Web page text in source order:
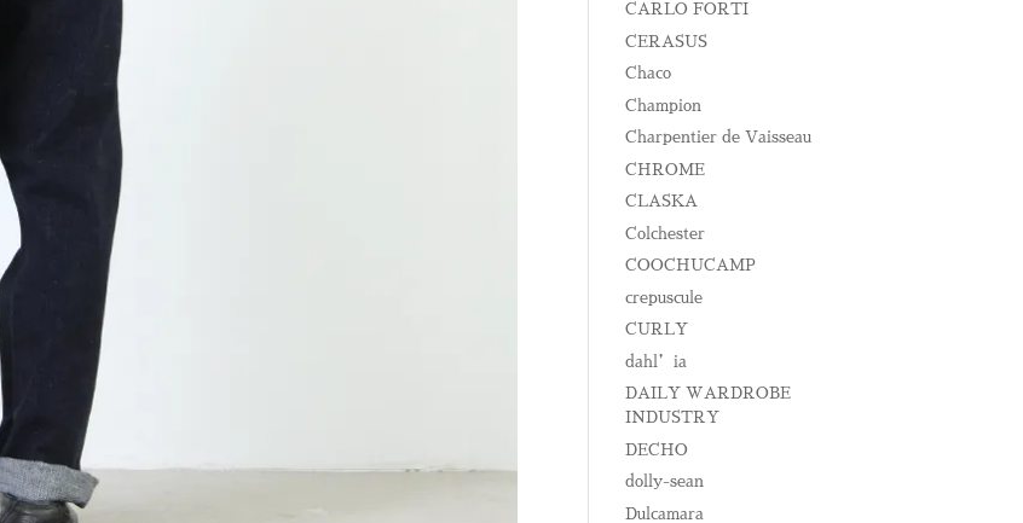
CARLO FORTI
CERASUS
Chaco
Champion
Charpentier de Vaisseau
CHROME
CLASKA
Colchester
COOCHUCAMP
crepuscule
CURLY
dahl’ia
DAILY WARDROBE
INDUSTRY
DECHO
dolly-sean
Dulcamara